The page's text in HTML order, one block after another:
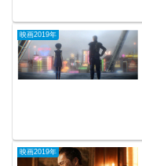
映画2019年
映画2019年